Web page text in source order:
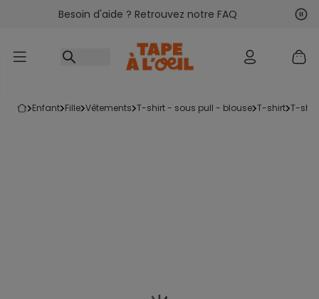
Accéder au contenu
Besoin d'aide ? Retrouvez notre FAQ
enfant fille vêtements t-shirt - sous pull - blouse t-shirt t-